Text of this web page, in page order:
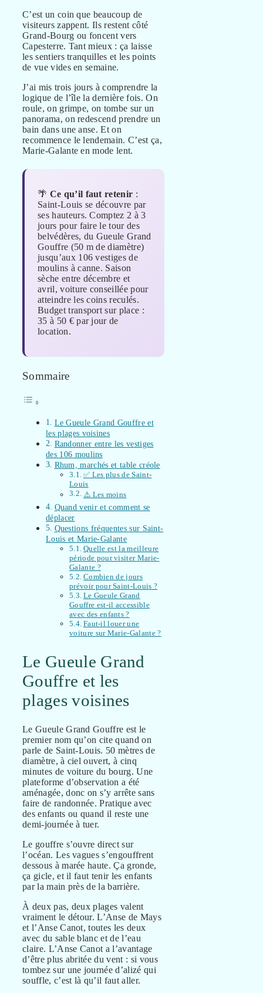
C’est un coin que beaucoup de
visiteurs zappent. Ils restent côté
Grand-Bourg ou foncent vers
Capesterre. Tant mieux : ça laisse
les sentiers tranquilles et les points
de vue vides en semaine.
J’ai mis trois jours à comprendre la
logique de l’île la dernière fois. On
roule, on grimpe, on tombe sur un
panorama, on redescend prendre un
bain dans une anse. Et on
recommence le lendemain. C’est ça,
Marie-Galante en mode lent.
🌴 Ce qu’il faut retenir :
Saint-Louis se découvre par
ses hauteurs. Comptez 2 à 3
jours pour faire le tour des
belvédères, du Gueule Grand
Gouffre (50 m de diamètre)
jusqu’aux 106 vestiges de
moulins à canne. Saison
sèche entre décembre et
avril, voiture conseillée pour
atteindre les coins reculés.
Budget transport sur place :
35 à 50 € par jour de
location.
Sommaire
Le Gueule Grand Gouffre et
les plages voisines
Randonner entre les vestiges
des 106 moulins
Rhum, marchés et table créole
✅ Les plus de Saint-
Louis
⚠️ Les moins
Quand venir et comment se
déplacer
Questions fréquentes sur Saint-
Louis et Marie-Galante
Quelle est la meilleure
période pour visiter Marie-
Galante ?
Combien de jours
prévoir pour Saint-Louis ?
Le Gueule Grand
Gouffre est-il accessible
avec des enfants ?
Faut-il louer une
voiture sur Marie-Galante ?
Le Gueule Grand
Gouffre et les
plages voisines
Le Gueule Grand Gouffre est le
premier nom qu’on cite quand on
parle de Saint-Louis. 50 mètres de
diamètre, à ciel ouvert, à cinq
minutes de voiture du bourg. Une
plateforme d’observation a été
aménagée, donc on s’y arrête sans
faire de randonnée. Pratique avec
des enfants ou quand il reste une
demi-journée à tuer.
Le gouffre s’ouvre direct sur
l’océan. Les vagues s’engouffrent
dessous à marée haute. Ça gronde,
ça gicle, et il faut tenir les enfants
par la main près de la barrière.
À deux pas, deux plages valent
vraiment le détour. L’Anse de Mays
et l’Anse Canot, toutes les deux
avec du sable blanc et de l’eau
claire. L’Anse Canot a l’avantage
d’être plus abritée du vent : si vous
tombez sur une journée d’alizé qui
souffle, c’est là qu’il faut aller.